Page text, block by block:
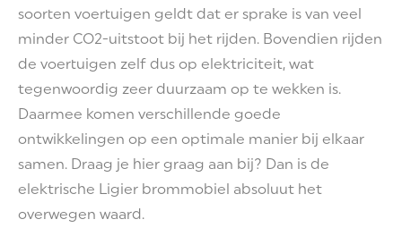
soorten voertuigen geldt dat er sprake is van veel
minder CO2-uitstoot bij het rijden. Bovendien rijden
de voertuigen zelf dus op elektriciteit, wat
tegenwoordig zeer duurzaam op te wekken is.
Daarmee komen verschillende goede
ontwikkelingen op een optimale manier bij elkaar
samen. Draag je hier graag aan bij? Dan is de
elektrische Ligier brommobiel absoluut het
overwegen waard.